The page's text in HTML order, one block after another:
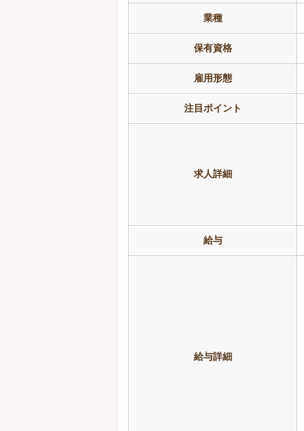
業種
保有資格
雇用形態
注目ポイント
求人詳細
給与
給与詳細